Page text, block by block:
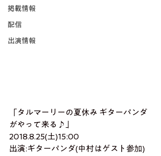
掲載情報
配信
出演情報
「タルマーリーの夏休み ギターパンダ
がやって来る♪」
2018.8.25(土)15:00
出演:ギターパンダ(中村はゲスト参加)